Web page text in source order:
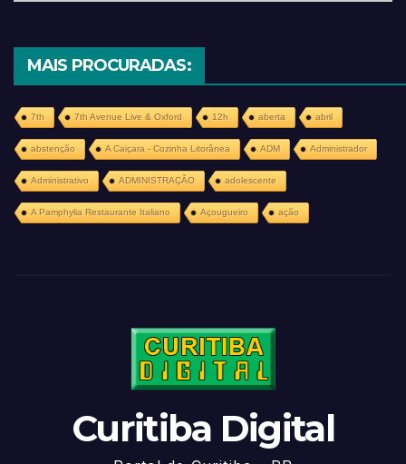
MAIS PROCURADAS:
7th 7th Avenue Live & Oxford 12h aberta abril
abstenção A Caiçara - Cozinha Litorânea ADM Administrador
Administrativo ADMINISTRAÇÃO adolescente
A Pamphylia Restaurante Italiano Açougueiro ação
Curitiba Digital